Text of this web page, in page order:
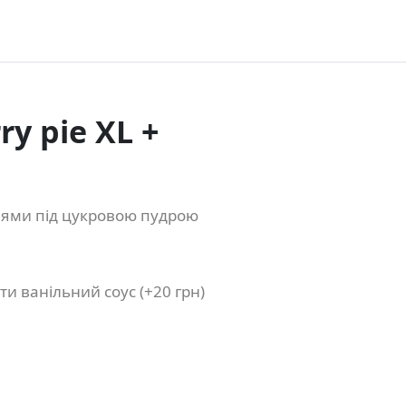
pie XL +
під цукровою пудрою
ванільний соус (+20 грн)